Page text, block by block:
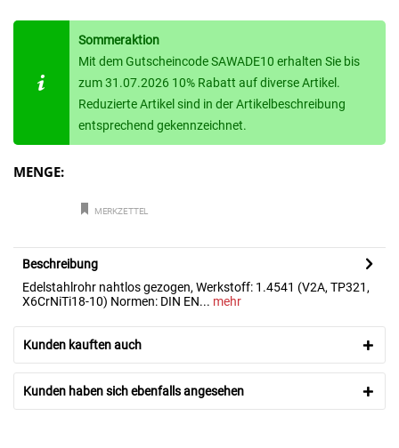
Sommeraktion
Mit dem Gutscheincode SAWADE10 erhalten Sie bis
zum 31.07.2026 10% Rabatt auf diverse Artikel.
Reduzierte Artikel sind in der Artikelbeschreibung
entsprechend gekennzeichnet.
MENGE:
MERKZETTEL
Beschreibung
Edelstahlrohr nahtlos gezogen, Werkstoff: 1.4541 (V2A, TP321,
X6CrNiTi18-10) Normen: DIN EN... mehr
Kunden kauften auch
Kunden haben sich ebenfalls angesehen